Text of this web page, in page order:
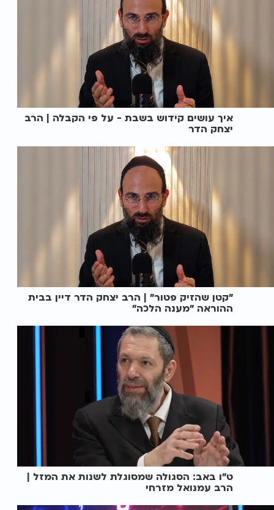
איך עושים קידוש בשבת - על פי הקבלה | הרב
יצחק הדר
"קטן שהזיק פטור" | הרב יצחק הדר דיין בבית
ההוראה "מענה הלכה"
ט"ו באב: הסגולה שמסוגלת לשנות את המזל |
הרב עמנואל מזרחי